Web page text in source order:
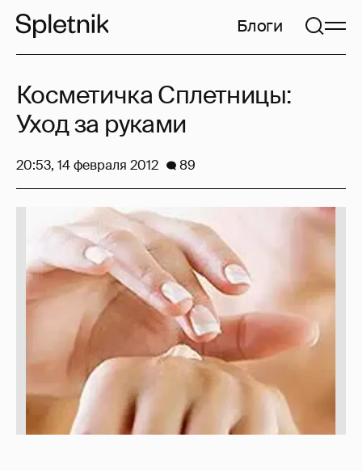
Блоги
Косметичка Сплетницы:
Уход за руками
20:53, 14 февраля 2012 89